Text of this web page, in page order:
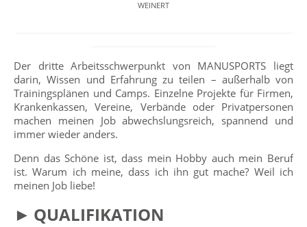
WEINERT
Der dritte Arbeitsschwerpunkt von MANUSPORTS liegt
darin, Wissen und Erfahrung zu teilen – außerhalb von
Trainingsplänen und Camps. Einzelne Projekte für Firmen,
Krankenkassen, Vereine, Verbände oder Privatpersonen
machen meinen Job abwechslungsreich, spannend und
immer wieder anders.
Denn das Schöne ist, dass mein Hobby auch mein Beruf
ist. Warum ich meine, dass ich ihn gut mache? Weil ich
meinen Job liebe!
► QUALIFIKATION